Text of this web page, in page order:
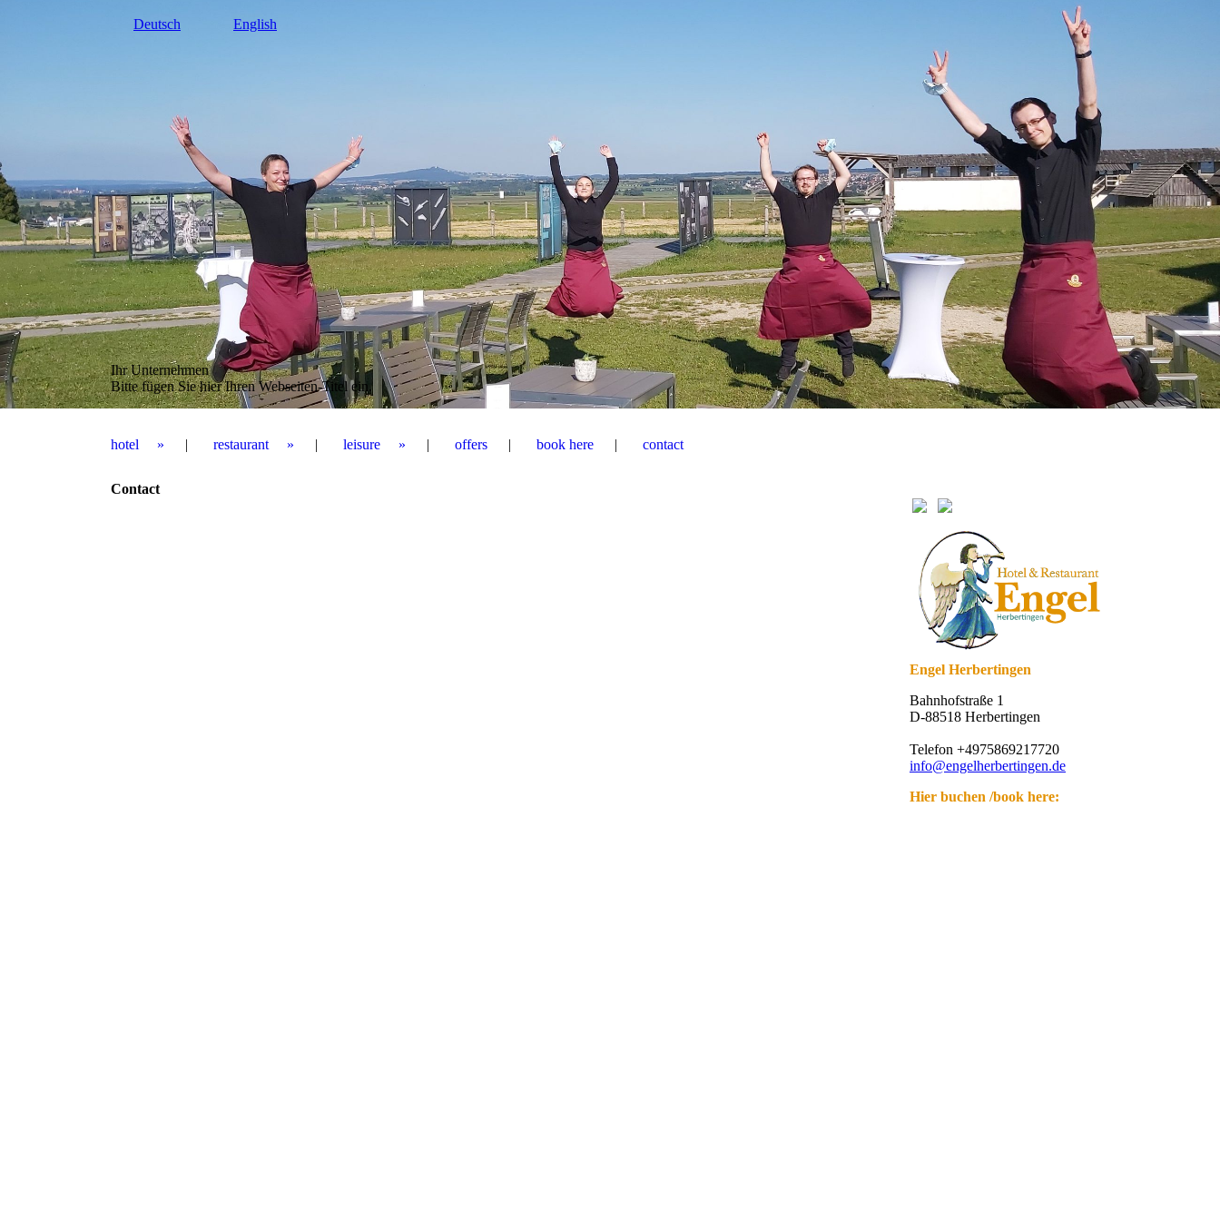
Deutsch English
Ihr Unternehmen
Bitte fügen Sie hier Ihren Webseiten-Titel ein.
hotel restaurant leisure offers book here contact
Contact
Engel Herbertingen
Bahnhofstraße 1
D-88518 Herbertingen
Telefon +4975869217720
info@engelherbertingen.de
Hier buchen /book here: